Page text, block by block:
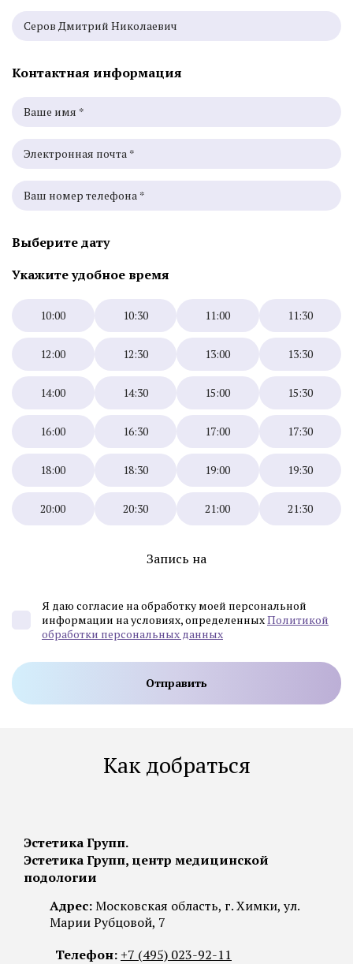
Контактная информация
Выберите дату
Укажите удобное время
10:00 10:30 11:00 11:30
12:00 12:30 13:00 13:30
14:00 14:30 15:00 15:30
16:00 16:30 17:00 17:30
18:00 18:30 19:00 19:30
20:00 20:30 21:00 21:30
Запись на
Я даю согласие на обработку моей персональной
информации на условиях, определенныхПолитикой
обработки персональных данных
Как добраться
Эстетика Групп.
Эстетика Групп, центр медицинской
подологии
Адрес:Московская область, г. Химки, ул.
Марии Рубцовой, 7
Телефон: +7 (495) 023-92-11